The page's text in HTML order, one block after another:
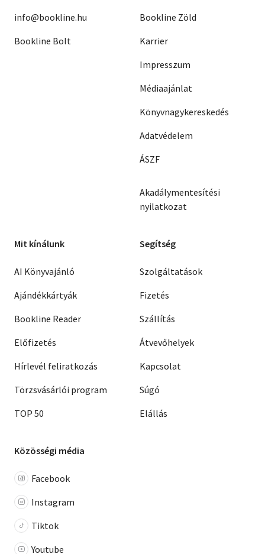
info@bookline.hu
Bookline Bolt
Bookline Zöld
Karrier
Impresszum
Médiaajánlat
Könyvnagykereskedés
Adatvédelem
ÁSZF
Akadálymentesítési
nyilatkozat
Mit kínálunk
AI Könyvajánló
Ajándékkártyák
Bookline Reader
Előfizetés
Hírlevél feliratkozás
Törzsvásárlói program
TOP 50
Segítség
Szolgáltatások
Fizetés
Szállítás
Átvevőhelyek
Kapcsolat
Súgó
Elállás
Közösségi média
Facebook
Instagram
Tiktok
Youtube